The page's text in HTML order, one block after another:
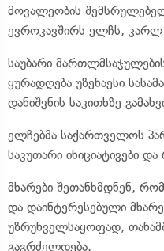
მოვალეობის
ევროკავშირს ელჩს,
საუბარი
ყურადღება უზენაესი
დანიშვნის საკითხზე
ელჩებმა საქართველოს
საკუთარი ინიციატივები
მხარები შეთანხმდნენ,
და დაინტერესებული
უზრუნველსაყოფად,
გაგრძელდება.